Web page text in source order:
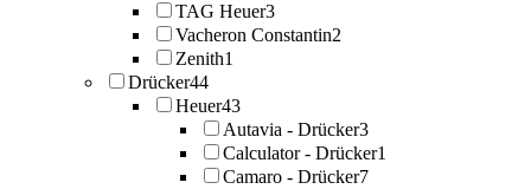
TAG Heuer3
Vacheron Constantin2
Zenith1
Drücker44
Heuer43
Autavia - Drücker3
Calculator - Drücker1
Camaro - Drücker7